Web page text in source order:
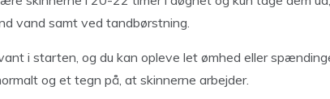
vand samt ved tandbørstning.
i starten, og du kan opleve let ømhed eller
og et tegn på, at skinnerne arbejder.